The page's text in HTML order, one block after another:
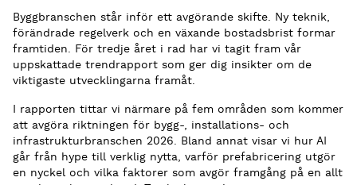
Byggbranschen står inför ett avgörande skifte. Ny teknik,
förändrade regelverk och en växande bostadsbrist formar
framtiden. För tredje året i rad har vi tagit fram vår
uppskattade trendrapport som ger dig insikter om de
viktigaste utvecklingarna framåt.
I rapporten tittar vi närmare på fem områden som kommer
att avgöra riktningen för bygg-, installations- och
infrastrukturbranschen 2026. Bland annat visar vi hur AI
går från hype till verklig nytta, varför prefabricering utgör
en nyckel och vilka faktorer som avgör framgång på en allt